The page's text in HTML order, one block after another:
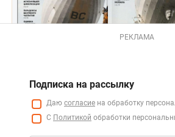
РЕКЛАМА
Подписка на рассылку
Даю согласие на обработку
С Политикой обработки